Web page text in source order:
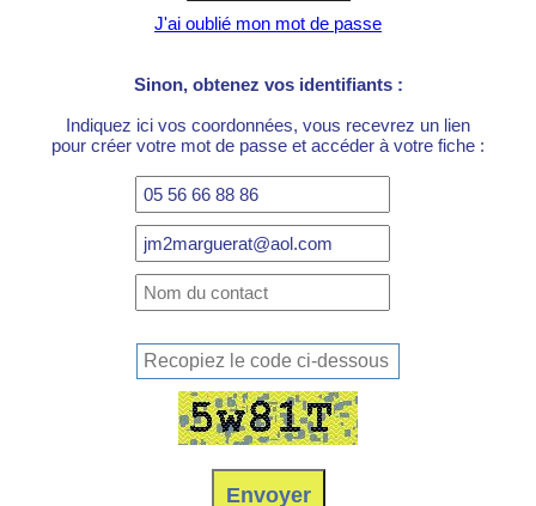
J'ai oublié mon mot de passe
Sinon, obtenez vos identifiants :
Indiquez ici vos coordonnées, vous recevrez un lien
pour créer votre mot de passe et accéder à votre fiche :